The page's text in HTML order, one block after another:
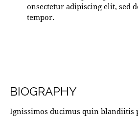
onsectetur adipiscing elit, sed
tempor.
BIOGRAPHY
Ignissimos ducimus quin blandiitis